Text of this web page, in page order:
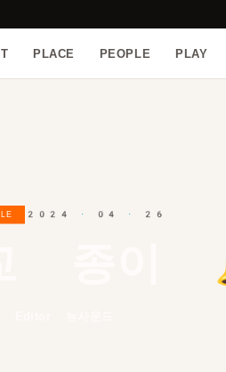
PLACE PEOPLE PLAY
2024 · 04 · 26
종이